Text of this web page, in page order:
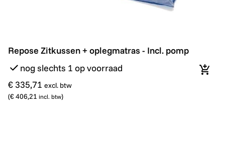
Repose Zitkussen + oplegmatras - Incl. pomp
Repose Zitkussen + oplegmatras - Incl. pomp
nog slechts 1 op voorraad
€ 335,71 excl. btw
(€ 406,21 incl. btw)
In